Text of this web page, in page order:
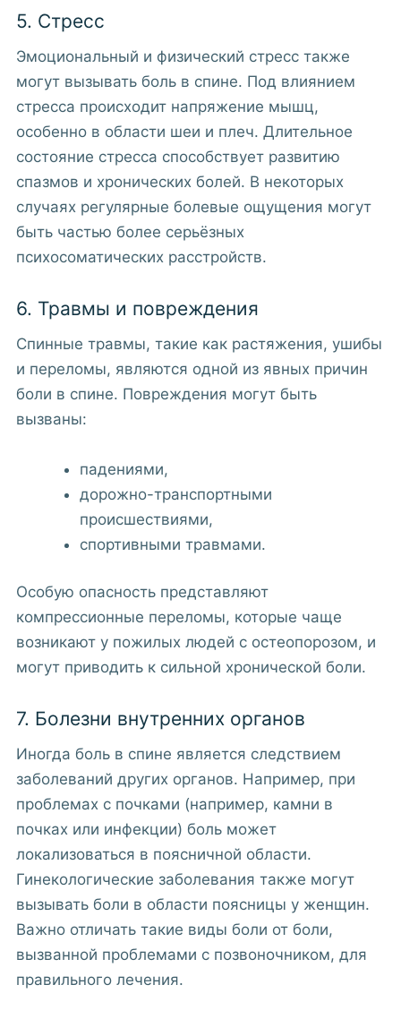
5. Стресс
Эмоциональный и физический стресс также
могут вызывать боль в спине. Под влиянием
стресса происходит напряжение мышц,
особенно в области шеи и плеч. Длительное
состояние стресса способствует развитию
спазмов и хронических болей. В некоторых
случаях регулярные болевые ощущения могут
быть частью более серьёзных
психосоматических расстройств.
6. Травмы и повреждения
Спинные травмы, такие как растяжения, ушибы
и переломы, являются одной из явных причин
боли в спине. Повреждения могут быть
вызваны:
падениями,
дорожно-транспортными
происшествиями,
спортивными травмами.
Особую опасность представляют
компрессионные переломы, которые чаще
возникают у пожилых людей с остеопорозом, и
могут приводить к сильной хронической боли.
7. Болезни внутренних органов
Иногда боль в спине является следствием
заболеваний других органов. Например, при
проблемах с почками (например, камни в
почках или инфекции) боль может
локализоваться в поясничной области.
Гинекологические заболевания также могут
вызывать боли в области поясницы у женщин.
Важно отличать такие виды боли от боли,
вызванной проблемами с позвоночником, для
правильного лечения.